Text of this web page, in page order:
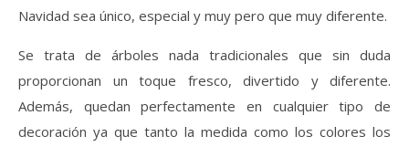
Navidad sea único, especial y muy pero que muy diferente.
Se trata de árboles nada tradicionales que sin duda
proporcionan un toque fresco, divertido y diferente.
Además, quedan perfectamente en cualquier tipo de
decoración ya que tanto la medida como los colores los